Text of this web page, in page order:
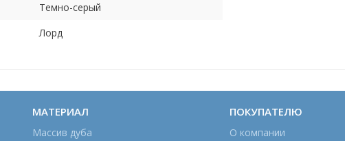
Темно-серый
Лорд
МАТЕРИАЛ
Массив дуба
ПОКУПАТЕЛЮ
О компании